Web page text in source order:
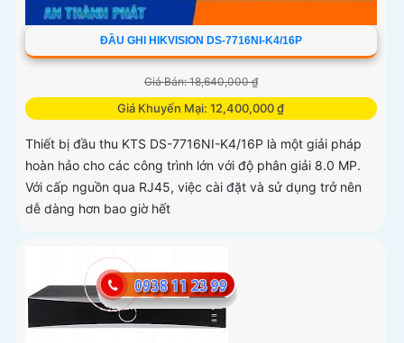
ĐẦU GHI HIKVISION DS-7716NI-K4/16P
Giá Bán: 18,640,000 ₫
Giá Khuyến Mại: 12,400,000 ₫
Thiết bị đầu thu KTS DS-7716NI-K4/16P là một giải pháp
hoàn hảo cho các công trình lớn với độ phân giải 8.0 MP.
Với cấp nguồn qua RJ45, việc cài đặt và sử dụng trở nên
dễ dàng hơn bao giờ hết